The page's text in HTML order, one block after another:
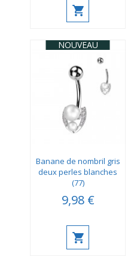
NOUVEAU
Banane de nombril gris
deux perles blanches
(77)
9,98 €